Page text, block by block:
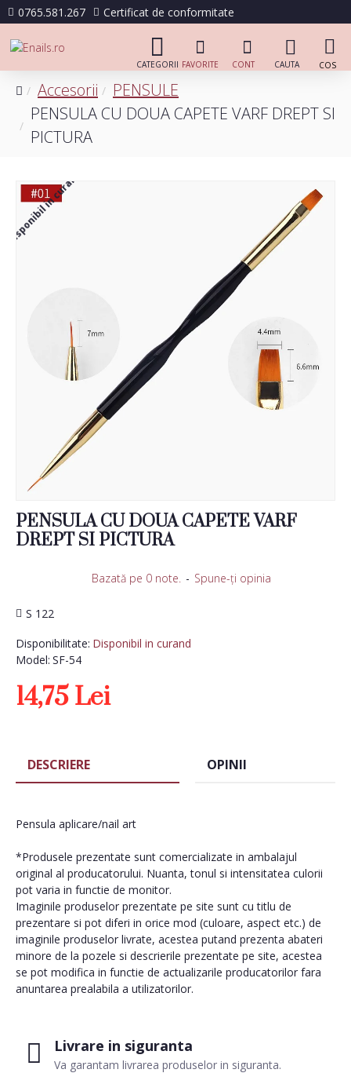
0765.581.267 Certificat de conformitate
Accesorii
PENSULE
PENSULA CU DOUA CAPETE VARF DREPT SI
PICTURA
Disponibil in curand
PENSULA CU DOUA CAPETE VARF
DREPT SI PICTURA
Disponibilitate: Disponibil in curand
Model: SF-54
S 122
Bazată pe 0 note. - Spune-ţi opinia
14,75 Lei
Livrare in siguranta
Va garantam livrarea produselor in siguranta.
DESCRIERE OPINII
Pensula aplicare/nail art
*Produsele prezentate sunt comercializate in ambalajul
original al producatorului. Nuanta, tonul si intensitatea culorii
pot varia in functie de monitor.
Imaginile produselor prezentate pe site sunt cu titlu de
prezentare si pot diferi in orice mod (culoare, aspect etc.) de
imaginile produselor livrate, acestea putand prezenta abateri
minore de la pozele si descrierile prezentate pe site, acestea
se pot modifica in functie de actualizarile producatorilor fara
anuntarea prealabila a utilizatorilor.